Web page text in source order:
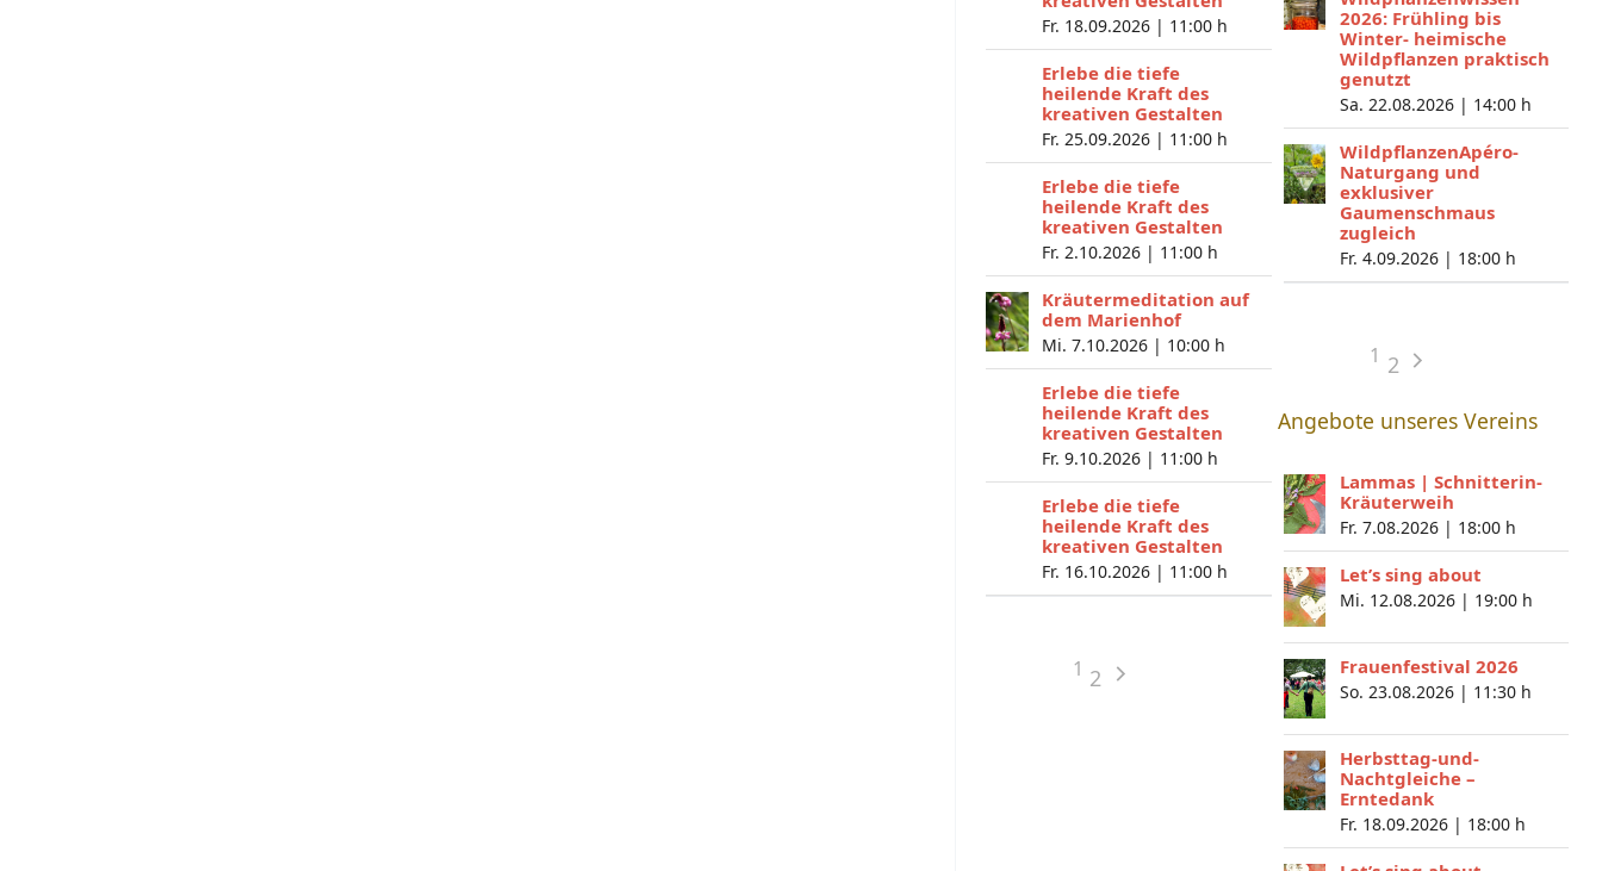
Fr. 18.09.2026 | 11:00 h
Erlebe die tiefe
heilende Kraft des
kreativen Gestalten
Fr. 25.09.2026 | 11:00 h
Erlebe die tiefe
heilende Kraft des
kreativen Gestalten
Fr. 2.10.2026 | 11:00 h
Kräutermeditation auf
dem Marienhof
Mi. 7.10.2026 | 10:00 h
Erlebe die tiefe
heilende Kraft des
kreativen Gestalten
Fr. 9.10.2026 | 11:00 h
Erlebe die tiefe
heilende Kraft des
kreativen Gestalten
Fr. 16.10.2026 | 11:00 h
1 2
2026: Frühling bis
Winter- heimische
Wildpflanzen praktisch
genutzt
Sa. 22.08.2026 | 14:00 h
WildpflanzenApéro-
Naturgang und
exklusiver
Gaumenschmaus
zugleich
Fr. 4.09.2026 | 18:00 h
1 2
Angebote unseres Vereins
Lammas | Schnitterin-
Kräuterweih
Fr. 7.08.2026 | 18:00 h
Let’s sing about
Mi. 12.08.2026 | 19:00 h
Frauenfestival 2026
So. 23.08.2026 | 11:30 h
Herbsttag-und-
Nachtgleiche –
Erntedank
Fr. 18.09.2026 | 18:00 h